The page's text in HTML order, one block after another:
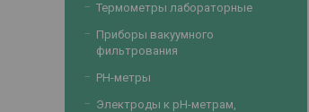
Термометры лабораторные
Приборы вакуумного
фильтрования
PH-метры
Электроды к рН-метрам,